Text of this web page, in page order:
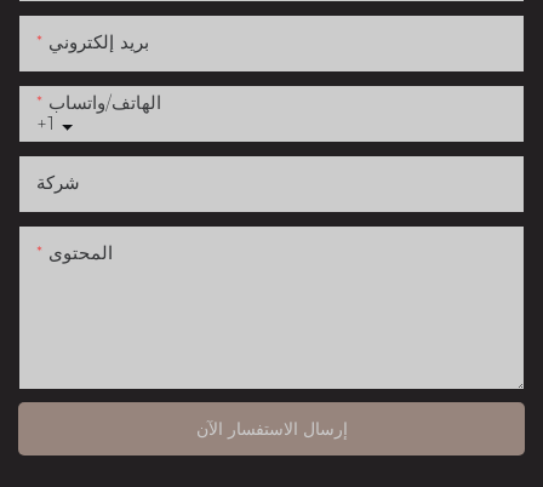
بريد إلكتروني
+1
الهاتف/واتساب
شركة
المحتوى
إرسال الاستفسار الآن